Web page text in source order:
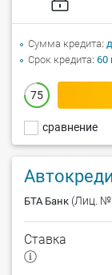
сравнение
75
Сумма кредита
Срок кредита 60
БТА Банк (Лиц. №
Ставка